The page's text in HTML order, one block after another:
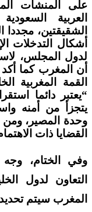
على المنشآت
العربية
الشقيقتين،
أشكال التدخلات
لدول المجلس،
أن المغرب كما
“يعتبر دائما
يتجزأ من أمنه
وحدة المصير،
القضايا ذات
وفي الختام، وجه
التعاون لدول
المغرب سيتم